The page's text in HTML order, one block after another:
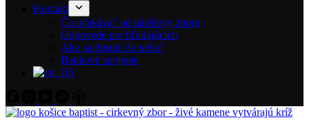
Kontakt
Čo očakávať od návštevy zboru
Odpovede pre hľadajúcich
Ako sa dostať do neba?
Bankové spojenie